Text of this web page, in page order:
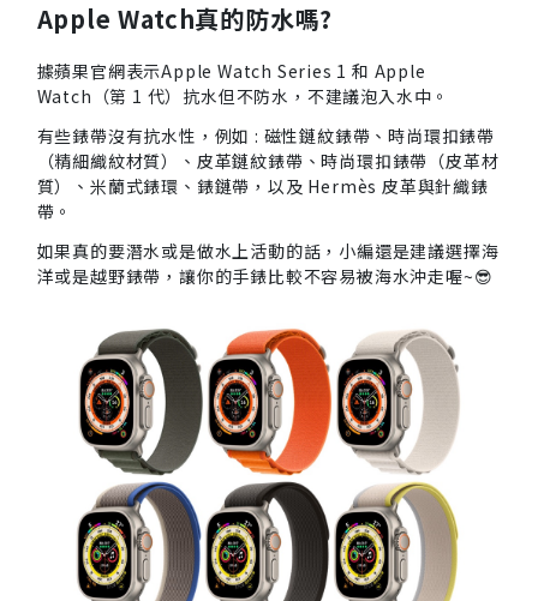
Apple Watch真的防水嗎?
據蘋果官網表示Apple Watch Series 1 和 Apple
Watch（第 1 代）抗水但不防水，不建議泡入水中。
有些錶帶沒有抗水性，例如 : 磁性鏈紋錶帶、時尚環扣錶帶
（精細織紋材質）、皮革鏈紋錶帶、時尚環扣錶帶（皮革材
質）、米蘭式錶環、錶鏈帶，以及 Hermès 皮革與針織錶
帶。
如果真的要潛水或是做水上活動的話，小編還是建議選擇海
洋或是越野錶帶，讓你的手錶比較不容易被海水沖走喔~😎